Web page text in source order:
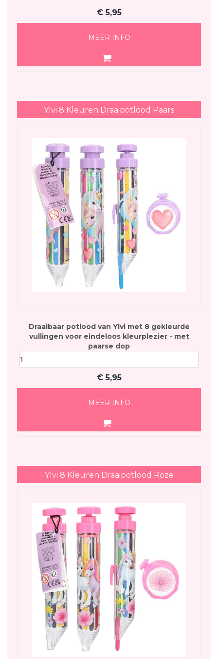
€5,95
MEER INFO
Ylvi 8 Kleuren Draaipotlood Paars
Draaibaar potlood van Ylvi met 8 gekleurde
vullingen voor eindeloos kleurplezier - met
paarse dop
€5,95
MEER INFO
Ylvi 8 Kleuren Draaipotlood Roze